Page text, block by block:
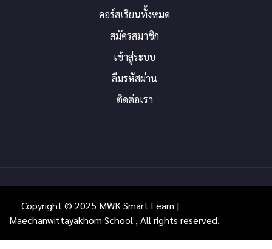
คอร์สเรียนทั้งหมด
สมัครสมาชิก
เข้าสู่ระบบ
ลืมรหัสผ่าน
ติดต่อเรา
Copyright © 2025 MWK Smart Learn |
Maechanwittayakhom School , All rights reserved.